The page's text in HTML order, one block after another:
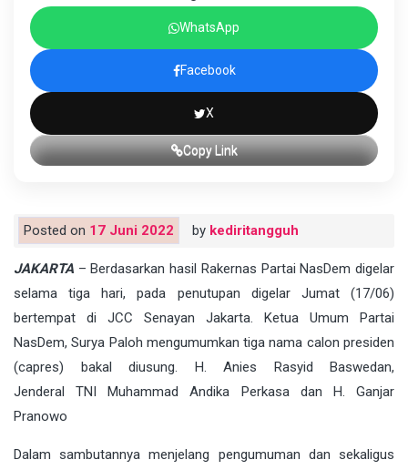
WhatsApp
Facebook
X
Copy Link
Posted on 17 Juni 2022 by kediritangguh
JAKARTA – Berdasarkan hasil Rakernas Partai NasDem digelar
selama tiga hari, pada penutupan digelar Jumat (17/06)
bertempat di JCC Senayan Jakarta. Ketua Umum Partai
NasDem, Surya Paloh mengumumkan tiga nama calon presiden
(capres) bakal diusung.
H. Anies Rasyid Baswedan,
Jenderal
TNI
Muhammad Andika Perkasa dan H. Ganjar
Pranowo
Dalam sambutannya menjelang pengumuman dan sekaligus